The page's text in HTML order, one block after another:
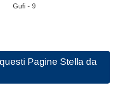
Gufi - 9
Pagine Stella da